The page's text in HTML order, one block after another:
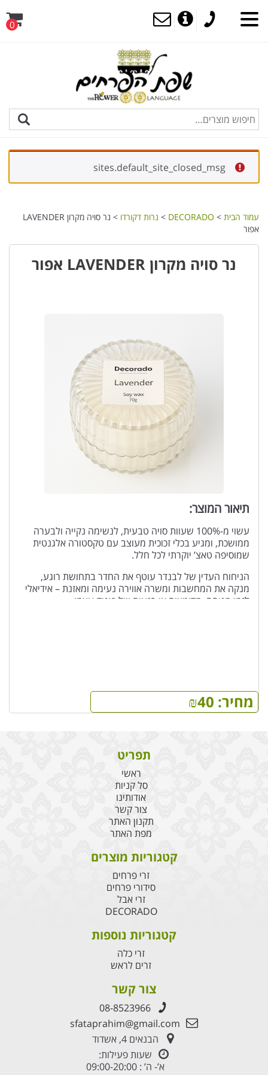
0
sites.default_site_closed_msg
עמוד הבית >
DECORADO
> נרות דקורדו
> נר סויה מקרון LAVENDER
אפור
נר סויה מקרון LAVENDER אפור
תיאור המוצר:
עשוי מ-100% שעוות סויה טבעית, לנשימה נקייה ולבערה
ממושכת, ומגיע בכלי זכוכית מעוצב עם טקסטורה אלגנטית
שמוסיפה טאצ’ יוקרתי לכל חלל.
הניחוח העדין של לבנדר עוטף את החדר בתחושת רוגע,
מנקה את המחשבות ומשרה אווירה נעימה ומאזנת – אידיאלי
לזמן מנוחה, מדיטציה או רגעים של פינוק עצמי.
מחיר: ₪40
תפריט
ראשי
סל קניות
אודותינו
צור קשר
תקנון האתר
מפת האתר
קטגוריות מוצרים
זרי פרחים
סידורי פרחים
זרי אבל
DECORADO
קטגוריות נוספות
זרי כלה
זרים לראש
צור קשר
08-8523966
sfataprahim@gmail.com
הבנאים 4, אשדוד
שעות פעילות:
א’- ה’ : 09:00-20:00